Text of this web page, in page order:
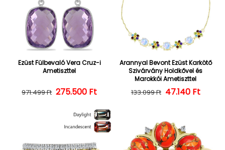
Ezüst Fülbevaló Vera Cruz-i
Ametiszttel
Normál ár
971.499 Ft Kedvezményes ár
275.500 Ft
Arannyal Bevont Ezüst Karkötő
Szivárvány Holdkővel és
Marokkói Ametiszttel
Normál ár
133.099 Ft 47.140 Ft